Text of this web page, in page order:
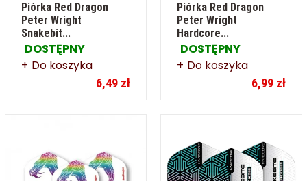
Piórka Red Dragon
Peter Wright
Snakebit...
DOSTĘPNY
Do koszyka
6,49 zł
Piórka Red Dragon
Peter Wright
Hardcore...
DOSTĘPNY
Do koszyka
6,99 zł